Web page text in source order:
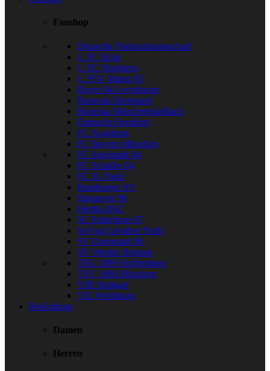
Fanshop
Deutsche Nationalmannschaft
1. FC Köln
1. FC Nürnberg
1. FSV Mainz 05
Bayer 04 Leverkusen
Borussia Dortmund
Borussia Mönchengladbach
Eintracht Frankfurt
FC Augsburg
FC Bayern München
FC Ingolstadt 04
FC Schalke 04
FC St. Pauli
Hamburger SV
Hannover 96
Hertha BSC
SC Paderborn 07
SpVgg Greuther Fürth
SV Darmstadt 98
SV Werder Bremen
TSG 1899 Hoffenheim
TSV 1860 München
VfB Stuttgart
VfL Wolfsburg
Bekleidung
Damen
Herren